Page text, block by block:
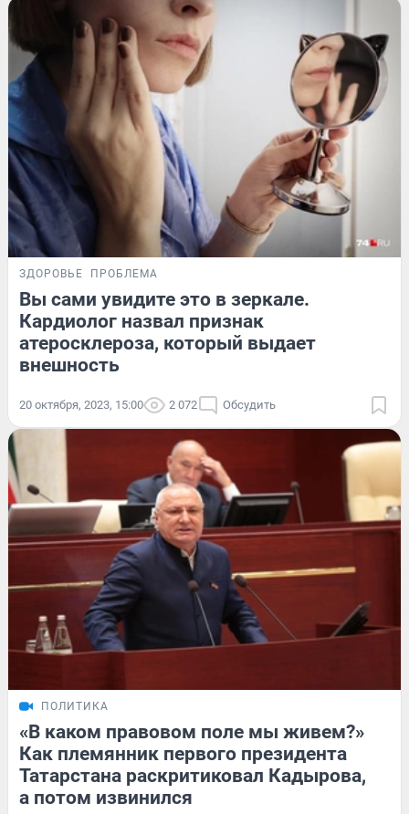
ЗДОРОВЬЕ ПРОБЛЕМА
Вы сами увидите это в зеркале.
Кардиолог назвал признак
атеросклероза, который выдает
внешность
20 октября, 2023, 15:00 2 072 Обсудить
ПОЛИТИКА
«В каком правовом поле мы живем?»
Как племянник первого президента
Татарстана раскритиковал Кадырова,
а потом извинился